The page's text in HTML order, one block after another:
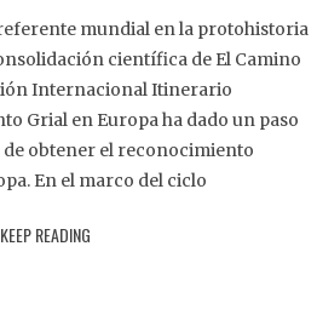
mundial en la protohistoria
científica de El Camino
Internacional Itinerario
Grial en Europa ha dado un paso
obtener el reconocimiento
En el marco del ciclo
KEEP READING